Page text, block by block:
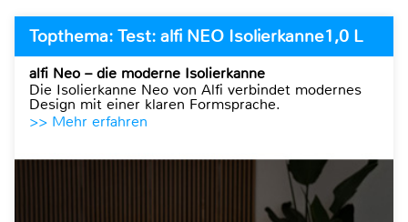
Topthema: Test: alfi NEO Isolierkanne1,0 L
alfi Neo – die moderne Isolierkanne
Die Isolierkanne Neo von Alfi verbindet modernes
Design mit einer klaren Formsprache.
>> Mehr erfahren